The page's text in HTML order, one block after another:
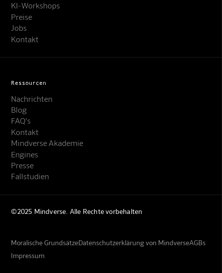
KI-Workshops
Preise
Jobs
Kontakt
Ressourcen
Nachrichten
Blog
FAQ's
Kontakt
Mindverse Akademie
Engines
Presse
Fallstudien
©2025 Mindverse. Alle Rechte vorbehalten
Moralische GrundsätzeDatenschutzerklärung von MindverseAGBs
Impressum